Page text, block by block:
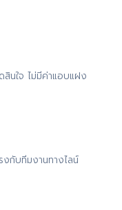
สินใจ ไม่มีค่าแอบแฝง
งกับทีมงานทางไลน์